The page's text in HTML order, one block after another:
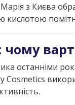
з Києва
кислотою
останніми